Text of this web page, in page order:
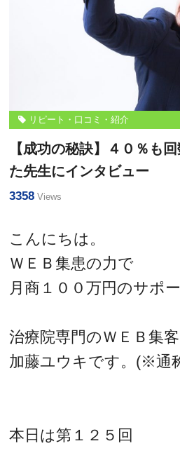
リピート・口コミ・紹介
【成功の秘訣】４０％も
た先生にインタビュー
3358 Views
こんにちは。
ＷＥＢ集患の力で
月商１００万円のサポ
治療院専門のＷＥＢ集
加藤ユウキです。(※通
本日は第１２５回